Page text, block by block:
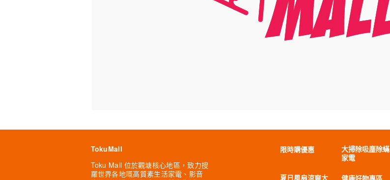
TokuMall
Toku Mall 位於觀塘核心地區，致力搜
羅世界各地嘅高質素生活家電、影音
限時購優惠
大掃除吸塵除蟎
家電
夏日風扇涼爽大 健康好物專區